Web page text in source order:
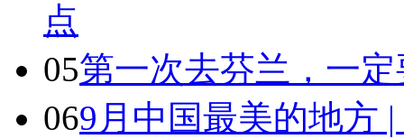
点
05第一次去芬兰，一
069月中国最美的地方